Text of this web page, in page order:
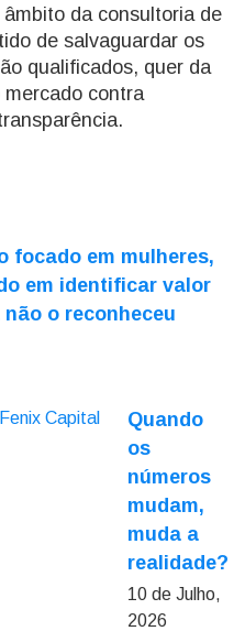
âmbito da consultoria de
de salvaguardar os
qualificados, quer da
contra
focado em mulheres,
em identificar valor
o reconheceu
Quando
os
números
mudam,
muda a
realidade?
10 de Julho,
2026